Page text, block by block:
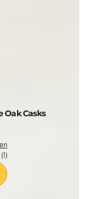
Oak Casks